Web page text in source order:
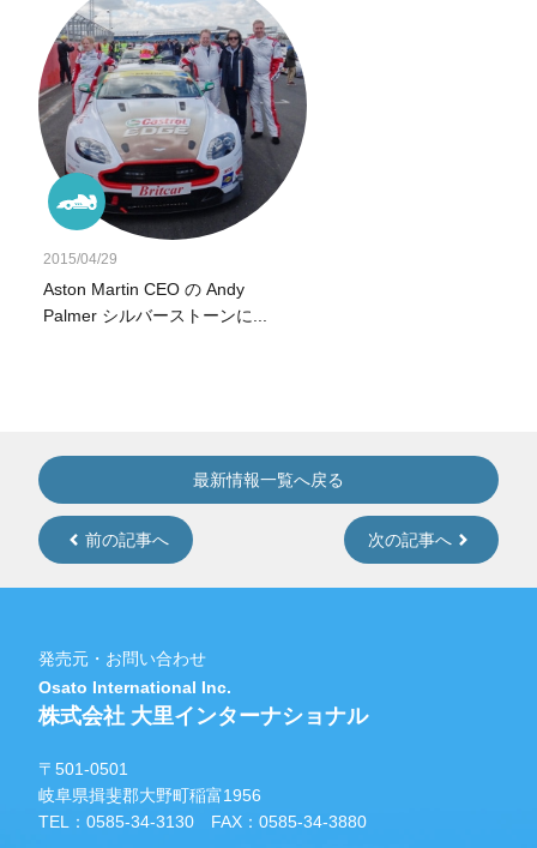
2015/04/29
Aston Martin CEO の Andy
Palmer シルバーストーンに...
前の記事へ
最新情報一覧へ戻る
次の記事へ
発売元・お問い合わせ
Osato International Inc.
株式会社 大里インターナショナル
〒501-0501
岐阜県揖斐郡大野町稲富1956
TEL： 0585-34-3130 FAX：0585-34-3880